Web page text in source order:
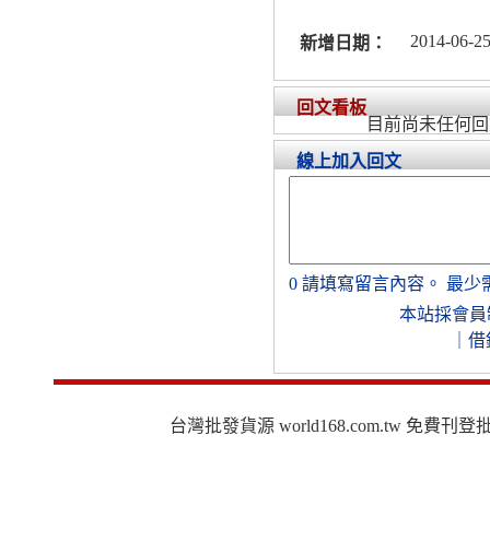
新增日期： 2014-06-
回文看板
目前尚未任何
線上加入回文
0 請填寫留言內容。 最少
本站採會員
借
台灣批發貨源 world168.com.tw 免費刊登